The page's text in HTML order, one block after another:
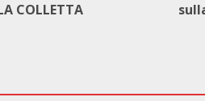
COLLETTA